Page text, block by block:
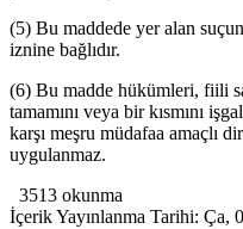
(5) Bu maddede yer alan
iznine bağlıdır.
(6) Bu madde hükümleri, fiili
tamamını veya bir kısmını
karşı meşru müdafaa amaçlı
uygulanmaz.
3513 okunma
İçerik Yayınlanma Tarihi: Ça,